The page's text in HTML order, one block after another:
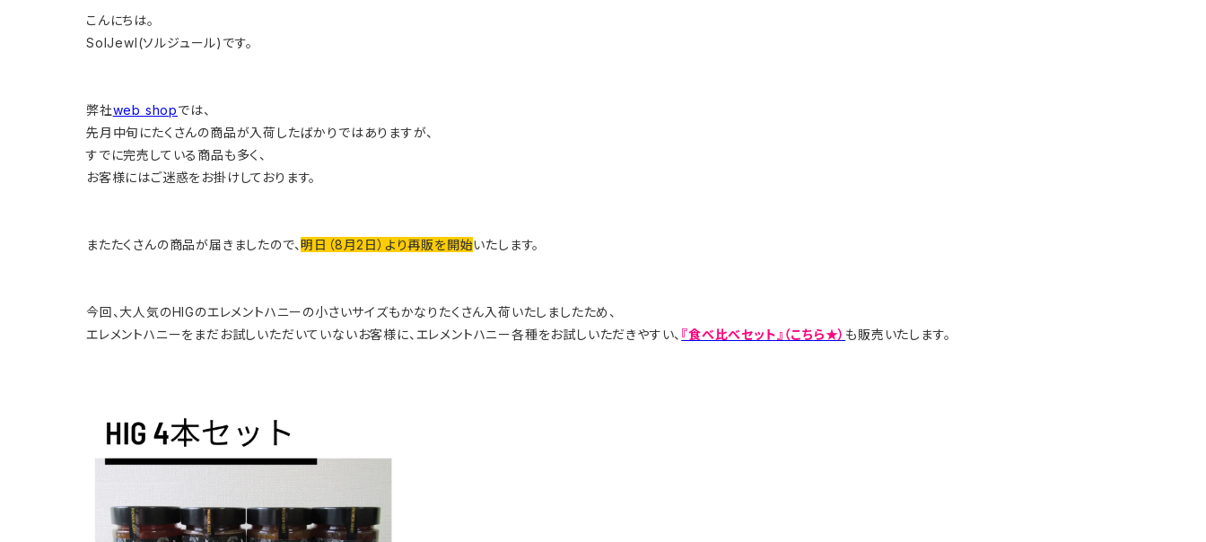
こんにちは。
SolJewl(ソルジュール)です。
弊社web shopでは、
先月中旬にたくさんの商品が入荷したばかりではありますが、
すでに完売している商品も多く、
お客様にはご迷惑をお掛けしております。
またたくさんの商品が届きましたので、明日（8月2日）より再販を開始いたします。
今回、大人気のHIGのエレメントハニーの小さいサイズもかなりたくさん入荷いたしましたため、
エレメントハニーをまだお試しいただいていないお客様に、エレメントハニー各種をお試しいただきやすい、 『食べ比べセット』（こちら★） も販売いたします。